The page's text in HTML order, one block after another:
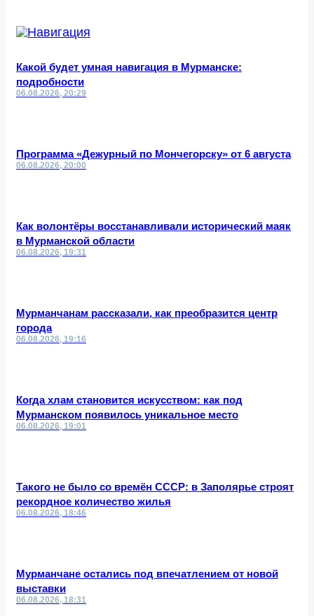
Какой будет умная навигация в Мурманске:
подробности
06.08.2026, 20:29
Программа «Дежурный по Мончегорску» от 6 августа
06.08.2026, 20:00
Как волонтёры восстанавливали исторический маяк
в Мурманской области
06.08.2026, 19:31
Мурманчанам рассказали, как преобразится центр
города
06.08.2026, 19:16
Когда хлам становится искусством: как под
Мурманском появилось уникальное место
06.08.2026, 19:01
Такого не было со времён СССР: в Заполярье строят
рекордное количество жилья
06.08.2026, 18:46
Мурманчане остались под впечатлением от новой
выставки
06.08.2026, 18:31